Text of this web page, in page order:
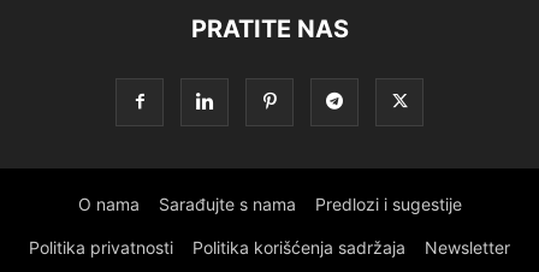
PRATITE NAS
O nama Sarađujte s nama Predlozi i sugestije
Politika privatnosti Politika korišćenja sadržaja Newsletter